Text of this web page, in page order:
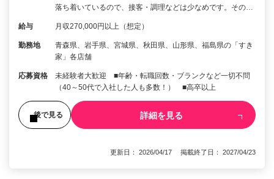
落ち着いているので、接客・調理などは少なめです。その…
給与 月収270,000円以上（想定）
勤務地
青森県、岩手県、宮城県、秋田県、山形県、福島県の「すき
家」各店舗
応募資格
未経験者大歓迎 ■年齢・転職回数・ブランクなど一切不問
（40～50代で入社した人も多数！） ■高卒以上
後で見る 詳細を見る
更新日： 2026/04/17 掲載終了日： 2027/04/23